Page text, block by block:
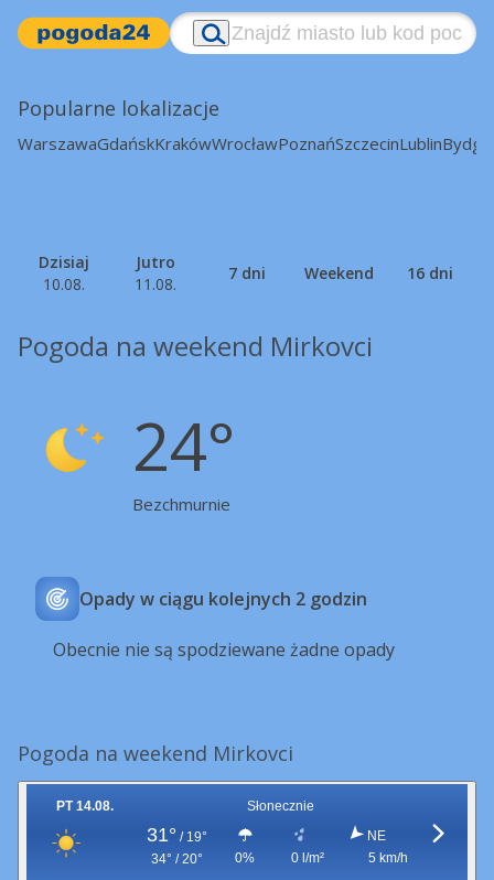
Popularne lokalizacje
WarszawaGdańskKrakówWrocławPoznańSzczecinLublin
Dzisiaj
10.08.
Jutro
11.08.
7 dni Weekend 16 dni
Pogoda na weekend Mirkovci
24°
Bezchmurnie
Opady w ciągu kolejnych 2 godzin
Obecnie nie są spodziewane żadne opady
Pogoda na weekend Mirkovci
PT 14.08. Słonecznie
31° / 19°
34° / 20°
0% 0 l/m²
NE
5 km/h